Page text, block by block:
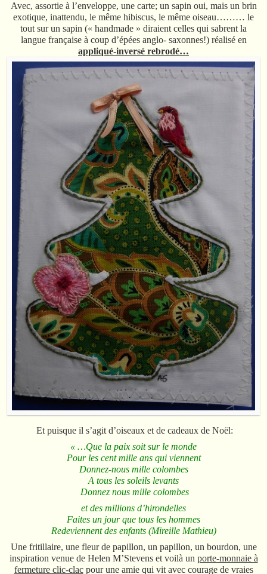
Avec, assortie à l’enveloppe, une carte; un sapin oui, mais un brin
exotique, inattendu, le même hibiscus, le même oiseau……… le
tout sur un sapin (« handmade » diraient celles qui sabrent la
langue française à coup d’épées anglo- saxonnes!) réalisé en
appliqué-inversé rebrodé…
Et puisque il s’agit d’oiseaux et de cadeaux de Noël:
« …Que la paix soit sur le monde
Pour les cent mille ans qui viennent
Donnez-nous mille colombes
A tous les soleils levants
Donnez nous mille colombes
et des millions d’hirondelles
Faites un jour que tous les hommes
Redeviennent des enfants (Mireille Mathieu)
Une fritillaire, une fleur de papillon, un papillon, un bourdon, une
inspiration venue de Helen M’Stevens et voilà un porte-monnaie à
fermeture clic-clacpour une amie qui vit avec courage de vraies